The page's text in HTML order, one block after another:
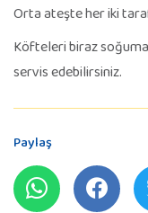
Orta ateşte her iki
Köfteleri biraz
servis edebilirsiniz.
Paylaş